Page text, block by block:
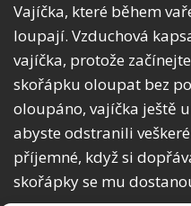
Vajíčka, které během
loupají. Vzduchová
vajíčka, protože
skořápku oloupat bez
oloupáno, vajíčka ještě
abyste odstranili
příjemné, když si
skořápky se mu